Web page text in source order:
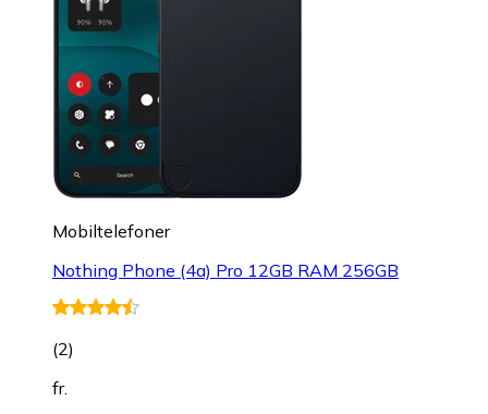
Mobiltelefoner
Nothing Phone (4a) Pro 12GB RAM 256GB
(2)
fr.